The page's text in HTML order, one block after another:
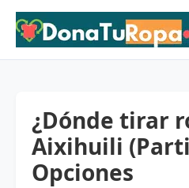
¿Dónde tirar
Aixihuili
Opciones